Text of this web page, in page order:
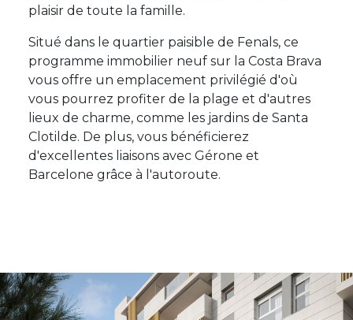
plaisir de toute la famille.
Situé dans le quartier paisible de Fenals, ce
programme immobilier neuf sur la Costa Brava
vous offre un emplacement privilégié d'où
vous pourrez profiter de la plage et d'autres
lieux de charme, comme les jardins de Santa
Clotilde. De plus, vous bénéficierez
d'excellentes liaisons avec Gérone et
Barcelone grâce à l'autoroute.